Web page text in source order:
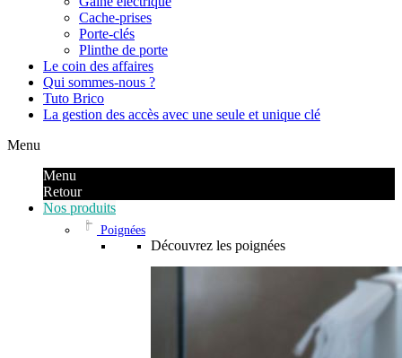
Cache-prises
Porte-clés
Plinthe de porte
Le coin des affaires
Qui sommes-nous ?
Tuto Brico
La gestion des accès avec une seule et unique clé
Menu
Menu
Retour
Nos produits
Poignées
Découvrez les poignées